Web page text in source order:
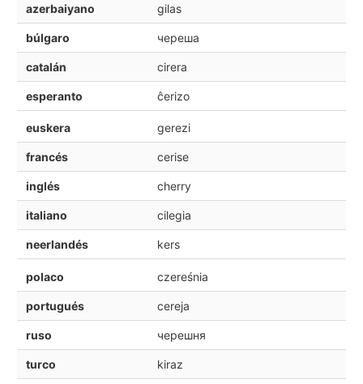
azerbaiyano gilas
búlgaro череша
catalán cirera
esperanto ĉerizo
euskera gerezi
francés cerise
inglés cherry
italiano cilegia
neerlandés kers
polaco czereśnia
portugués cereja
ruso черешня
turco kiraz